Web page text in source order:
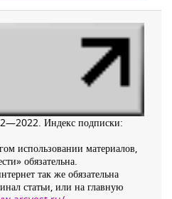
Индекс подписки:
использовании материалов,
обязательна.
так же обязательна
статьи, или на главную